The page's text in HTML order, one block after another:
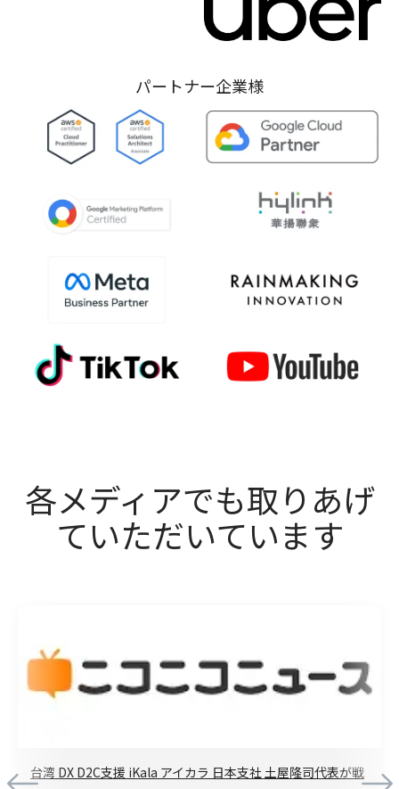
パートナー企業様
各メディアでも取りあげ
ていただいています
台湾 DX D2C支援 iKala アイカラ 日本支社 土屋隆司代表が戦